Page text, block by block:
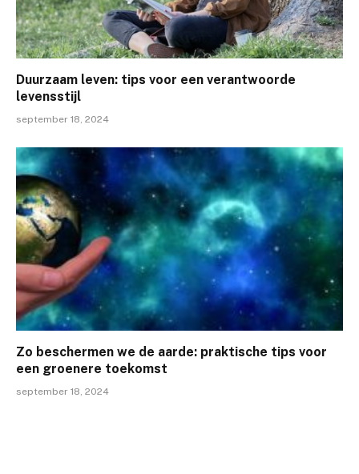
Duurzaam leven: tips voor een verantwoorde
levensstijl
september 18, 2024
Zo beschermen we de aarde: praktische tips voor
een groenere toekomst
september 18, 2024